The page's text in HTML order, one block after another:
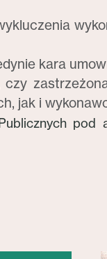
kara
jak i
pod